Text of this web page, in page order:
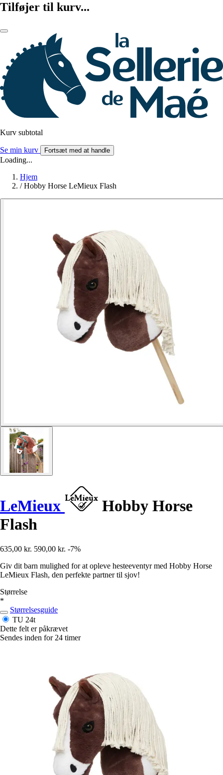
Tilføjer til kurv...
Kurv subtotal
Se min kurv Fortsæt med at handle
Loading...
Hjem
/ Hobby Horse LeMieux Flash
LeMieux
Hobby Horse
Flash
635,00 kr. 590,00 kr. -7%
Giv dit barn mulighed for at opleve hesteeventyr med Hobby Horse
LeMieux Flash, den perfekte partner til sjov!
Størrelse
*
Størrelsesguide
TU 24t
Dette felt er påkrævet
Sendes inden for 24 timer